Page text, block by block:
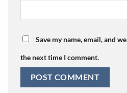
Save my name, email, and
the next time I comment.